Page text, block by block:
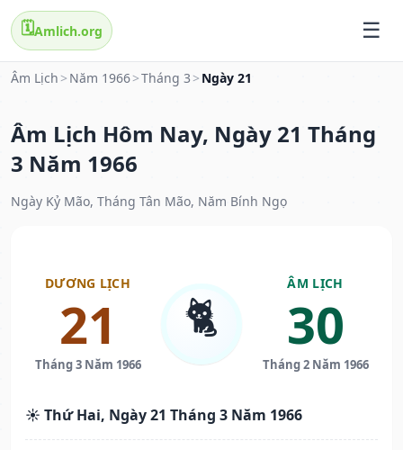
🗓️Amlich.org
Âm Lịch > Năm 1966>Tháng 3 > Ngày 21
Âm Lịch Hôm Nay, Ngày 21 Tháng
3 Năm 1966
Ngày Kỷ Mão, Tháng Tân Mão, Năm Bính Ngọ
DƯƠNG LỊCH
21
Tháng 3 Năm 1966
🐈
ÂM LỊCH
30
Tháng 2 Năm 1966
☀️ Thứ Hai, Ngày 21 Tháng 3 Năm 1966